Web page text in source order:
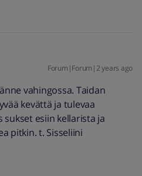
Forum|Forum|2 years ago
vahingossa. Taidan
kevättä ja tulevaa
sukset esiin kellarista ja
pitkin. t. Sisseliini